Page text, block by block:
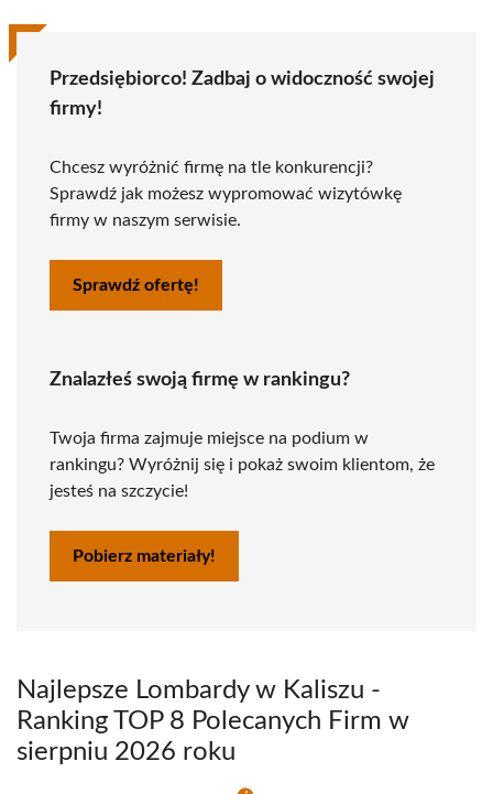
Przedsiębiorco! Zadbaj o widoczność swojej
firmy!
Chcesz wyróżnić firmę na tle konkurencji?
Sprawdź jak możesz wypromować wizytówkę
firmy w naszym serwisie.
Sprawdź ofertę!
Znalazłeś swoją firmę w rankingu?
Twoja firma zajmuje miejsce na podium w
rankingu? Wyróżnij się i pokaż swoim klientom, że
jesteś na szczycie!
Pobierz materiały!
Najlepsze Lombardy w Kaliszu -
Ranking TOP 8 Polecanych Firm w
sierpniu 2026 roku